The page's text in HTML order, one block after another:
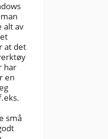
alt av
at det
har
en
små